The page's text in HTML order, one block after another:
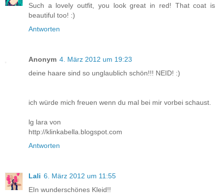
Such a lovely outfit, you look great in red! That coat is
beautiful too! :)
Antworten
Anonym 4. März 2012 um 19:23
deine haare sind so unglaublich schön!!! NEID! :)
ich würde mich freuen wenn du mal bei mir vorbei schaust.
lg lara von
http://klinkabella.blogspot.com
Antworten
Lali 6. März 2012 um 11:55
EIn wunderschönes Kleid!!